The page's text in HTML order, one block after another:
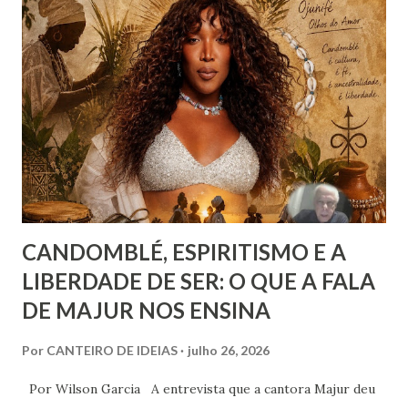
censura. E não podemos falar apenas do ponto de vista
geral, social, de cidadania, de direitos humanos etc, mas
também de segmentos religiosos e, nesse campo,
lamentavelmente, o meio/movimento espírita não está
excluído, o que me parece profundamente contraditório
quando se tem algum conhecim...
CANDOMBLÉ, ESPIRITISMO E A
LIBERDADE DE SER: O QUE A FALA
DE MAJUR NOS ENSINA
Por CANTEIRO DE IDEIAS julho 26, 2026
Por Wilson Garcia A entrevista que a cantora Majur deu